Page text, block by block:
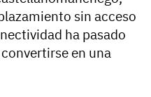
sin acceso
ha pasado
en una